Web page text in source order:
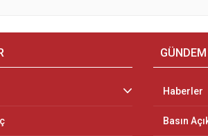
GÜNDEM
Haberler
Basın